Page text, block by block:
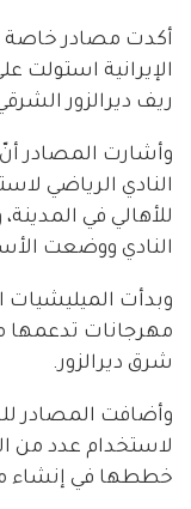
الإيرانية استولت
ريف ديرالزور
وأشارت المصادر أنّ
النادي الرياضي
للأهالي في
النادي ووضعت
وبدأت الميليشيات
مهرجانات تدعمها
شرق ديرالزور.
وأضافت المصادر
لاستخدام عدد من
خططها في إنشاء